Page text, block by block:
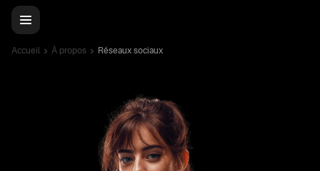
Accueil À propos Réseaux sociaux